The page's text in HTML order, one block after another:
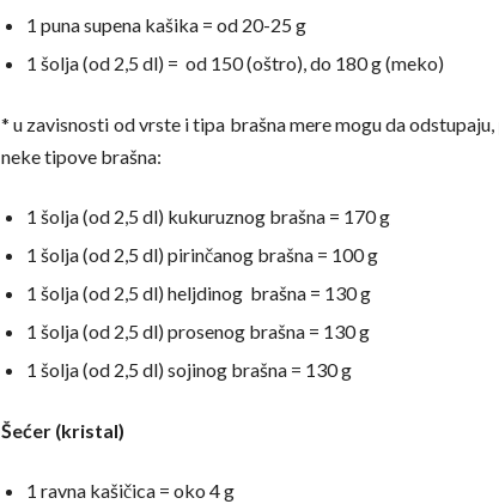
1 puna supena kašika = od 20-25 g
1 šolja (od 2,5 dl) = od 150 (oštro), do 180 g (meko)
* u zavisnosti od vrste i tipa brašna mere mogu da
neke tipove brašna:
1 šolja (od 2,5 dl) kukuruznog brašna = 170 g
1 šolja (od 2,5 dl) pirinčanog brašna = 100 g
1 šolja (od 2,5 dl) heljdinog brašna = 130 g
1 šolja (od 2,5 dl) prosenog brašna = 130 g
1 šolja (od 2,5 dl) sojinog brašna = 130 g
Šećer (kristal)
1 ravna kašičica = oko 4 g